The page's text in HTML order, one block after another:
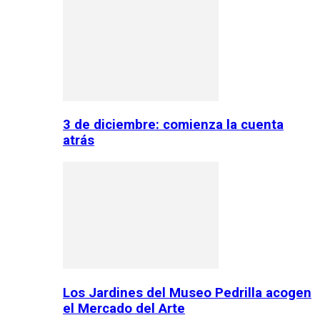
3 de diciembre: comienza la cuenta
atrás
Los Jardines del Museo Pedrilla acogen
el Mercado del Arte